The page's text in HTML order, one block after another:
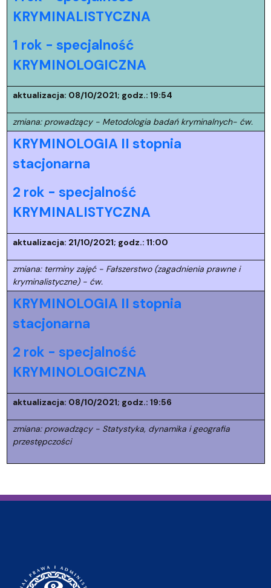
KRYMINALISTYCZNA
1 rok - specjalność
KRYMINOLOGICZNA
aktualizacja: 08/10/2021; godz.: 19:54
zmiana: prowadzący - Metodologia badań kryminalnych- ćw.
KRYMINOLOGIA II stopnia
stacjonarna
2 rok - specjalność
KRYMINALISTYCZNA
aktualizacja: 21/10/2021; godz.: 11:00
zmiana: terminy zajęć - Fałszerstwo (zagadnienia prawne i
kryminalistyczne) - ćw.
KRYMINOLOGIA II stopnia
stacjonarna
2 rok - specjalność
KRYMINOLOGICZNA
aktualizacja: 08/10/2021; godz.: 19:56
zmiana: prowadzący - Statystyka, dynamika i geografia
przestępczości